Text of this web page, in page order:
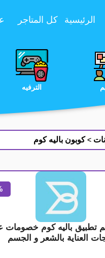
الرئيسية كل المتاجر
التعليم
> كوبون باليه كوم
تطبيق باليه كوم خصومات
العناية بالشعر و الجسم